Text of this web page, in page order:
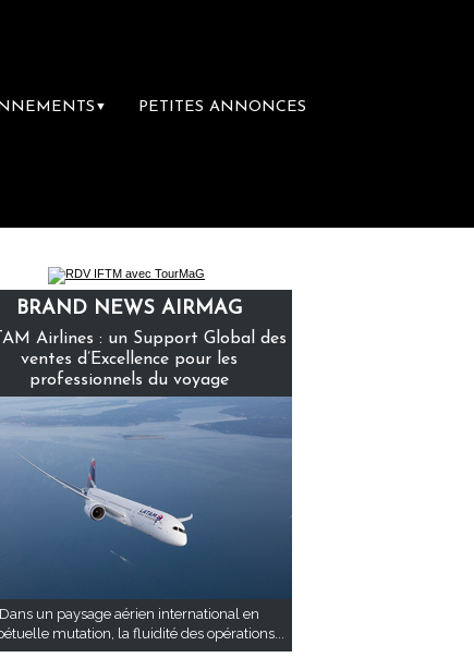
▼ PETITES ANNONCES
librairie du voyage
BRAND NEWS AIRMAG
Airlines : un Support Global des
ventes d’Excellence pour les
professionnels du voyage
Dans un paysage aérien international en
mutation, la fluidité des opérations...